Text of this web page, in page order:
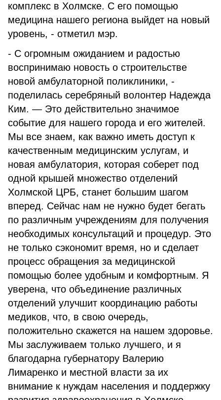
комплекс в Холмске. С его помощью
медицина нашего региона выйдет на новый
уровень, - отметил мэр.
- С огромным ожиданием и радостью
воспринимаю новость о строительстве
новой амбулаторной поликлиники, -
поделилась серебряный волонтер Надежда
Ким. — Это действительно значимое
событие для нашего города и его жителей.
Мы все знаем, как важно иметь доступ к
качественным медицинским услугам, и
новая амбулатория, которая соберет под
одной крышей множество отделений
Холмской ЦРБ, станет большим шагом
вперед. Сейчас нам не нужно будет бегать
по различным учреждениям для получения
необходимых консультаций и процедур. Это
не только сэкономит время, но и сделает
процесс обращения за медицинской
помощью более удобным и комфортным. Я
уверена, что объединение различных
отделений улучшит координацию работы
медиков, что, в свою очередь,
положительно скажется на нашем здоровье.
Мы заслуживаем только лучшего, и я
благодарна губернатору Валерию
Лимаренко и местной власти за их
внимание к нуждам населения и поддержку